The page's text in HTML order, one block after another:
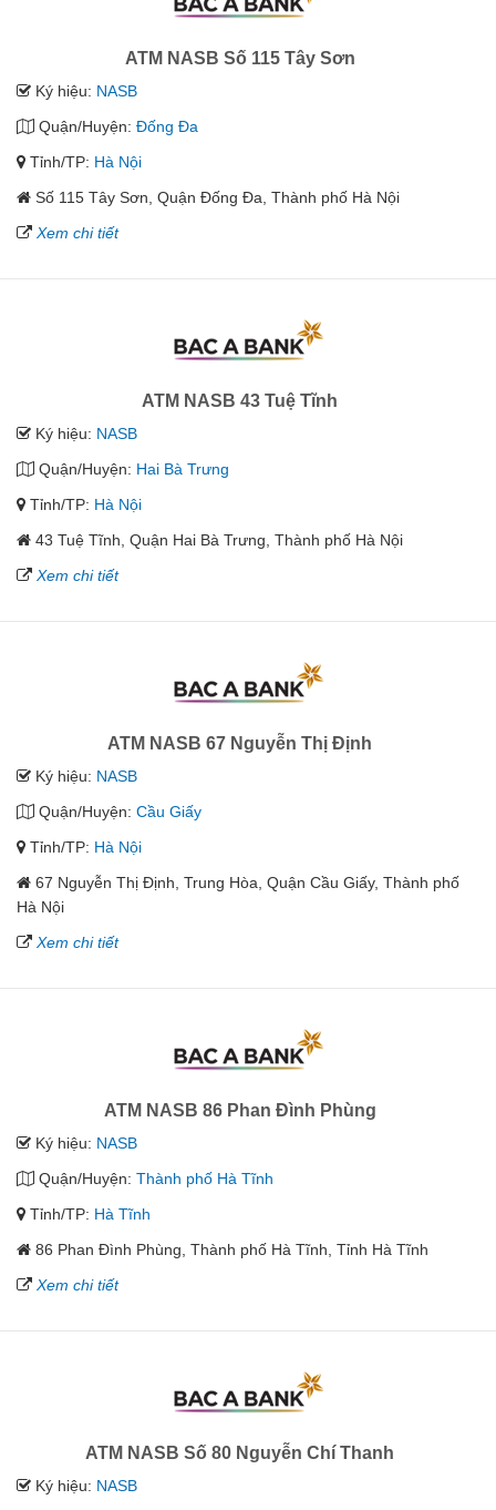
ATM NASB Số 115 Tây Sơn
Ký hiệu: NASB
Quận/Huyện: Đống Đa
Tỉnh/TP: Hà Nội
Số 115 Tây Sơn, Quận Đống Đa, Thành phố Hà Nội
Xem chi tiết
ATM NASB 43 Tuệ Tĩnh
Ký hiệu: NASB
Quận/Huyện: Hai Bà Trưng
Tỉnh/TP: Hà Nội
43 Tuệ Tĩnh, Quận Hai Bà Trưng, Thành phố Hà Nội
Xem chi tiết
ATM NASB 67 Nguyễn Thị Định
Ký hiệu: NASB
Quận/Huyện: Cầu Giấy
Tỉnh/TP: Hà Nội
67 Nguyễn Thị Định, Trung Hòa, Quận Cầu Giấy, Thành phố
Hà Nội
Xem chi tiết
ATM NASB 86 Phan Đình Phùng
Ký hiệu: NASB
Quận/Huyện: Thành phố Hà Tĩnh
Tỉnh/TP: Hà Tĩnh
86 Phan Đình Phùng, Thành phố Hà Tĩnh, Tỉnh Hà Tĩnh
Xem chi tiết
ATM NASB Số 80 Nguyễn Chí Thanh
Ký hiệu: NASB